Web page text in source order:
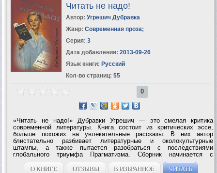
Читать не надо!
Автор: Угрешич Дубравка
Жанр: Современная проза;
Серия: 3
Дата добавления: 2013-09-26
Язык книги: Русский
Кол-во страниц: 55
0
«Читать не надо!» Дубравки Угрешич — это смелая критика
современной литературы. Книга состоит из критических эссе,
больше похожих на увлекательные рассказы. В них автор
блистательно разбивает литературные и околокультурные
штампы, а также пытается разобраться с последствиями
глобального триумфа Прагматизма. Сборник начинается с
остроумной критики книгоиздательского дела, от которой Угрешич
переходит к гораздо более серьезным...
О КНИГЕ ОТЗЫВЫ В ИЗБРАННОЕ ЧИТАТЬ